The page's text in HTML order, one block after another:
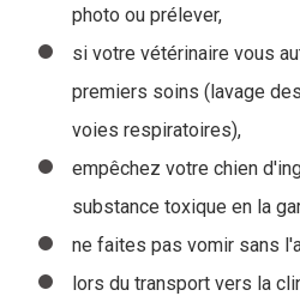
photo ou prélever,
si votre vétérinaire vous
premiers soins (lavage
voies respiratoires),
empêchez votre chien
substance toxique en la
ne faites pas vomir sans
lors du transport vers la